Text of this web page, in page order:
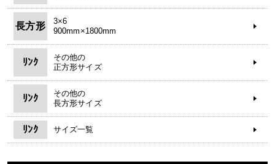
長方形
3×6
900mm×1800mm
ﾘﾝｸ
その他の
正方形サイズ
ﾘﾝｸ
その他の
長方形サイズ
ﾘﾝｸ サイズ一覧